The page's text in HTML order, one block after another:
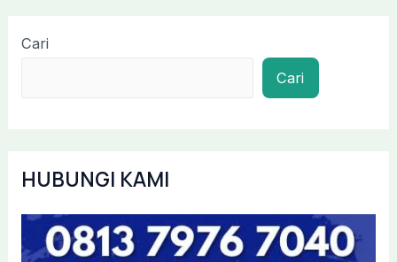
Cari
Cari
HUBUNGI KAMI